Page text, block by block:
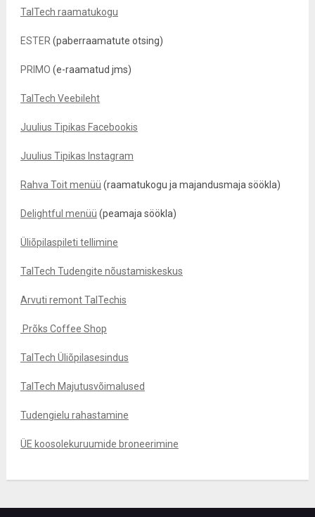
TalTech raamatukogu
ESTER (paberraamatute otsing)
PRIMO (e-raamatud jms)
TalTech Veebileht
Juulius Tipikas Facebookis
Juulius Tipikas Instagram
Rahva Toit menüü (raamatukogu ja majandusmaja söökla)
Delightful menüü (peamaja söökla)
Üliõpilaspileti tellimine
TalTech Tudengite nõustamiskeskus
Arvuti remont TalTechis
Prõks Coffee Shop
TalTech Üliõpilasesindus
TalTech Majutusvõimalused
Tudengielu rahastamine
ÜE koosolekuruumide broneerimine